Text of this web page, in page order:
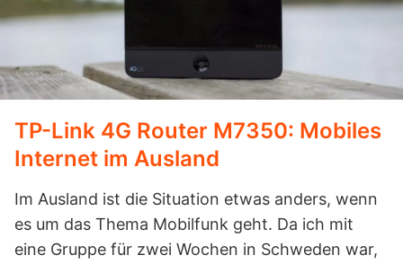
TP-Link 4G Router M7350: Mobiles
Internet im Ausland
Im Ausland ist die Situation etwas anders, wenn
es um das Thema Mobilfunk geht. Da ich mit
eine Gruppe für zwei Wochen in Schweden war,